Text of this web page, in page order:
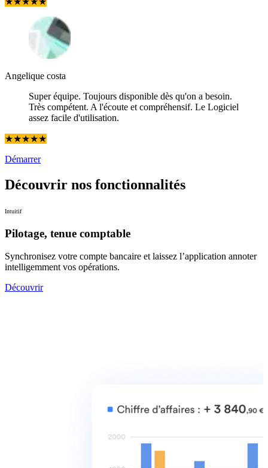
Angelique costa
Super équipe. Toujours disponible dès qu'on a besoin.
Très compétent. A l'écoute et compréhensif. Le Logiciel
assez facile d'utilisation.
★★★★★
Démarrer
Découvrir nos fonctionnalités
Intuitif
Pilotage, tenue comptable
Synchronisez votre compte bancaire et laissez l’application annoter
intelligemment vos opérations.
Découvrir